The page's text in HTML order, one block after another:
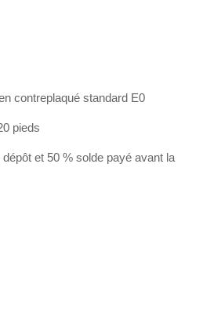
contreplaqué standard E0
pieds
et 50 % solde payé avant la